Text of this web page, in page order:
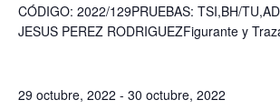
CÓDIGO: 2022/129PRUEBAS: TSI,BH/
JESUS PEREZ RODRIGUEZFigurante y
29 octubre, 2022 - 30 octubre, 2022